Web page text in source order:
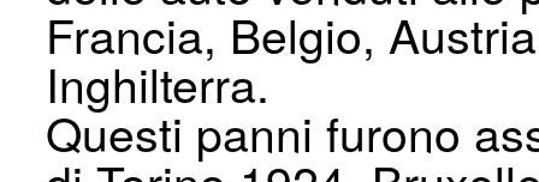
Francia, Belgio,
Inghilterra.
Questi panni furono